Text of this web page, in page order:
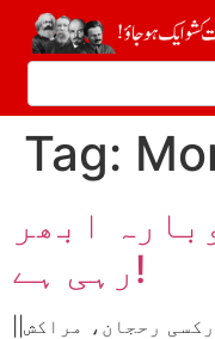
Tag:
ابھر
رہی ہے!